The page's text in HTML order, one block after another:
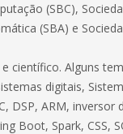
(SBC),
(SBA) e
científico. Alguns
digitais,
DSP, ARM,
Boot, Spark, CSS,